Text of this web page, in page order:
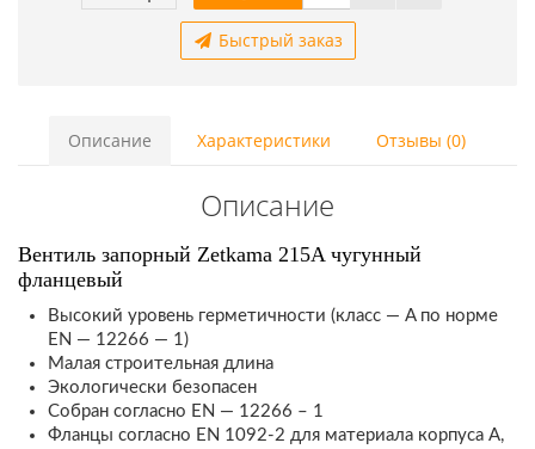
Быстрый заказ
Описание Характеристики Отзывы (0)
Описание
Вентиль запорный Zetkama 215A чугунный
фланцевый
Высокий уровень герметичности (класс — A по норме
EN — 12266 — 1)
Малая строительная длина
Экологически безопасен
Собран согласно EN — 12266 – 1
Фланцы согласно EN 1092-2 для материала корпуса A,